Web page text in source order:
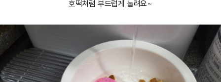
호떡처럼 부드럽게 눌려요~